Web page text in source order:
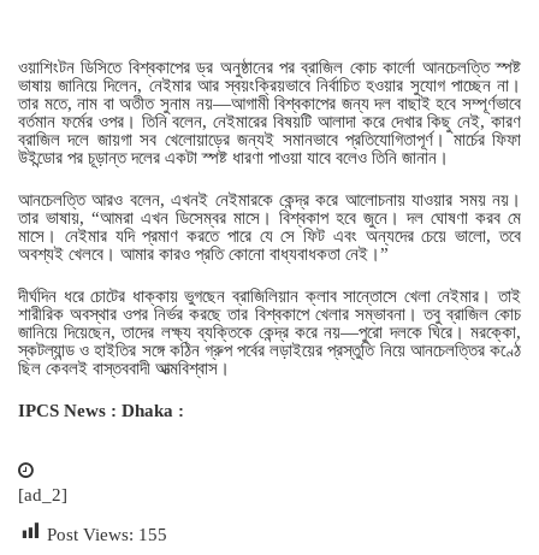
ওয়াশিংটন ডিসিতে বিশ্বকাপের ড্র অনুষ্ঠানের পর ব্রাজিল কোচ কার্লো আনচেলত্তি স্পষ্ট
ভাষায় জানিয়ে দিলেন, নেইমার আর স্বয়ংক্রিয়ভাবে নির্বাচিত হওয়ার সুযোগ পাচ্ছেন না।
তার মতে, নাম বা অতীত সুনাম নয়—আগামী বিশ্বকাপের জন্য দল বাছাই হবে সম্পূর্ণভাবে
বর্তমান ফর্মের ওপর। তিনি বলেন, নেইমারের বিষয়টি আলাদা করে দেখার কিছু নেই, কারণ
ব্রাজিল দলে জায়গা সব খেলোয়াড়ের জন্যই সমানভাবে প্রতিযোগিতাপূর্ণ। মার্চের ফিফা
উইন্ডোর পর চূড়ান্ত দলের একটা স্পষ্ট ধারণা পাওয়া যাবে বলেও তিনি জানান।
আনচেলত্তি আরও বলেন, এখনই নেইমারকে কেন্দ্র করে আলোচনায় যাওয়ার সময় নয়।
তার ভাষায়, “আমরা এখন ডিসেম্বর মাসে। বিশ্বকাপ হবে জুনে। দল ঘোষণা করব মে
মাসে। নেইমার যদি প্রমাণ করতে পারে যে সে ফিট এবং অন্যদের চেয়ে ভালো, তবে
অবশ্যই খেলবে। আমার কারও প্রতি কোনো বাধ্যবাধকতা নেই।”
দীর্ঘদিন ধরে চোটের ধাক্কায় ভুগছেন ব্রাজিলিয়ান ক্লাব সান্তোসে খেলা নেইমার। তাই
শারীরিক অবস্থার ওপর নির্ভর করছে তার বিশ্বকাপে খেলার সম্ভাবনা। তবু ব্রাজিল কোচ
জানিয়ে দিয়েছেন, তাদের লক্ষ্য ব্যক্তিকে কেন্দ্র করে নয়—পুরো দলকে ঘিরে। মরক্কো,
স্কটল্যান্ড ও হাইতির সঙ্গে কঠিন গ্রুপ পর্বের লড়াইয়ের প্রস্তুতি নিয়ে আনচেলত্তির কণ্ঠে
ছিল কেবলই বাস্তববাদী আত্মবিশ্বাস।
IPCS News : Dhaka :
[ad_2]
Post Views: 155